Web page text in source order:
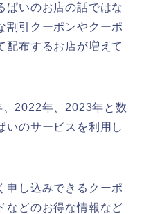
ぱいのお店の話ではな
割引クーポンやクーポ
配布するお店が増えて
2022年、2023年と数
いのサービスを利用し
申し込みできるクーポ
などのお得な情報など